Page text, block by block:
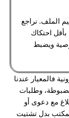
الملف. نراجع
بأقل احتكاك
ويضبط
فالمعيار عندنا
وطلبات
مع دعوى أو
بدل تشتيت